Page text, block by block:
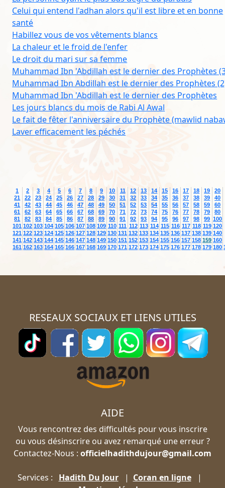
Celui qui entend l'adhan alors qu'il est libre et en bonne
santé
Habillez vous de vos vêtements blancs
La chaleur et le froid de l'enfer
Le droit du mari sur sa femme
Muhammad Ibn 'Abdillah est le dernier des Prophètes
Muhammad Ibn Abdillah est le dernier des Prophètes
Muhammad Ibn 'Abdillah est le dernier des Prophètes
Les jours blancs du mois de Rabi Al Awal
Le fait de fêter l'anniversaire du Prophète (mawlid
Laver efficacement les péchés
1 2 3 4 5 6 7 8 9 10 11 12 13 14 15 16 17 18 19
20
21
22 23 24 25 26 27 28 29 30 31 32 33 34 35 36 37 38 39
40
41
42 43 44 45 46 47 48 49 50 51 52 53 54 55 56 57 58 59
60
61
62 63 64 65 66 67 68 69 70 71 72 73 74 75 76 77 78 79
80
81
82 83 84 85 86 87 88 89 90 91 92 93 94 95 96 97 98 99 100
101 102 103 104 105 106 107 108 109 110 111 112 113 114 115 116 117 118 119 120
121 122 123 124 125 126 127 128 129 130 131 132 133 134 135 136 137 138 139 140
141 142 143 144 145 146 147 148 149 150 151 152 153 154 155 156 157 158 159 160
161 162 163 164 165 166 167 168 169 170 171 172 173 174 175 176 177 178 179 180
RESEAUX SOCIAUX ET LIENS UTILES
AIDE
Vous rencontrez des difficultés pour vous inscrire
ou vous désinscrire ou avez remarqué une erreur ?
Contactez-Nous : officielhadithdujour@gmail.com
Services : Hadith Du Jour| Coran en ligne|